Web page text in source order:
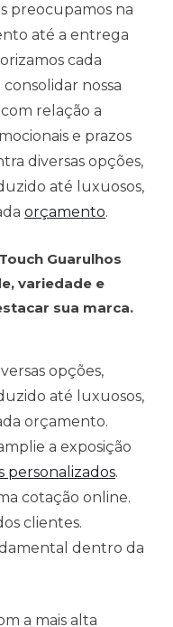
preocupamos na
até a entrega
cada
nossa
relação a
e prazos
diversas opções,
até luxuosos,
orçamento.
Guarulhos
variedade e
sua marca.
opções,
até luxuosos,
orçamento.
a exposição
personalizados.
cotação online.
clientes.
dentro da
a mais alta